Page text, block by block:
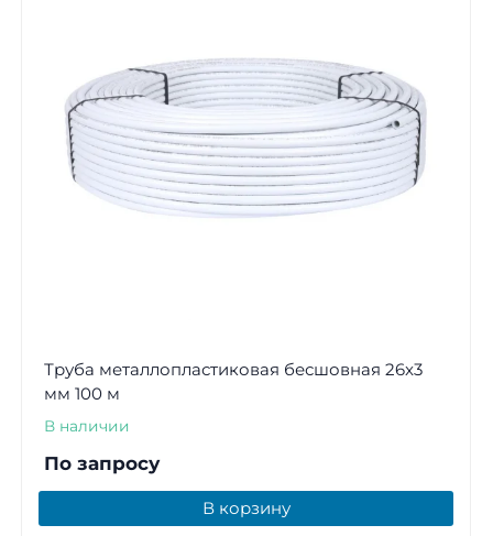
Труба металлопластиковая бесшовная 26x3
мм 100 м
В наличии
По запросу
В корзину